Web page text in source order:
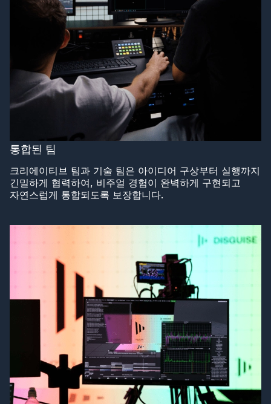
통합된 팀
크리에이티브 팀과 기술 팀은 아이디어 구상부터 실행까지
긴밀하게 협력하여, 비주얼 경험이 완벽하게 구현되고
자연스럽게 통합되도록 보장합니다.